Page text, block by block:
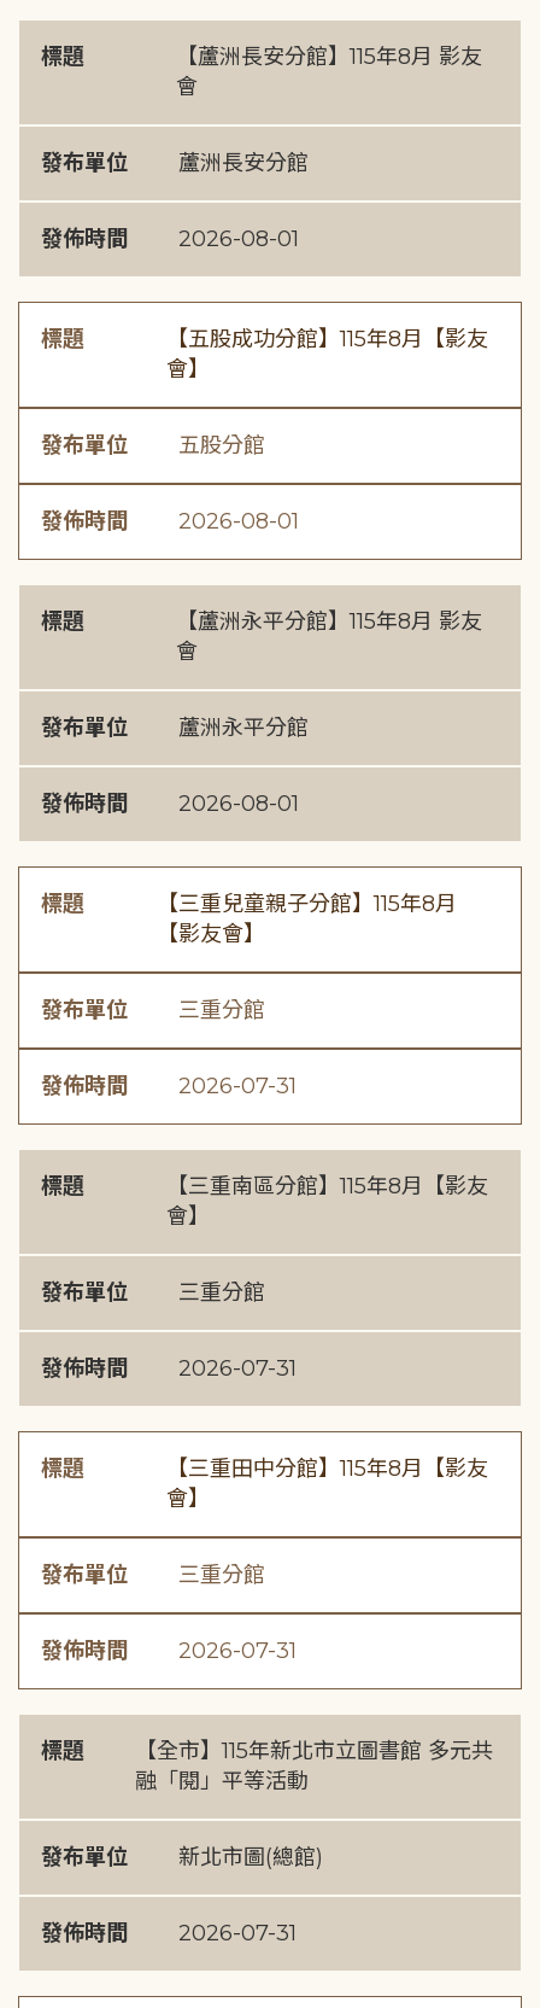
標題
【蘆洲長安分館】115年8月 影友
會
發布單位 蘆洲長安分館
發佈時間 2026-08-01
標題
【五股成功分館】115年8月【影友
會】
發布單位 五股分館
發佈時間 2026-08-01
標題
【蘆洲永平分館】115年8月 影友
會
發布單位 蘆洲永平分館
發佈時間 2026-08-01
標題
【三重兒童親子分館】115年8月
【影友會】
發布單位 三重分館
發佈時間 2026-07-31
標題
【三重南區分館】115年8月【影友
會】
發布單位 三重分館
發佈時間 2026-07-31
標題
【三重田中分館】115年8月【影友
會】
發布單位 三重分館
發佈時間 2026-07-31
標題
【全市】115年新北市立圖書館 多元共
融「閱」平等活動
發布單位 新北市圖(總館)
發佈時間 2026-07-31